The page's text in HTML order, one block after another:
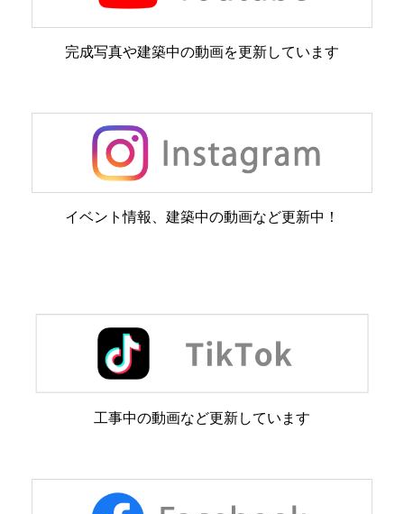
完成写真や建築中の動画を更新しています
イベント情報、建築中の動画など更新中！
工事中の動画など更新しています